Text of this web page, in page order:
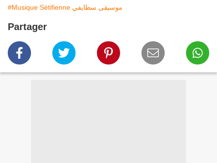
#Musique Sétifienne موسيقى سطايفي
Partager